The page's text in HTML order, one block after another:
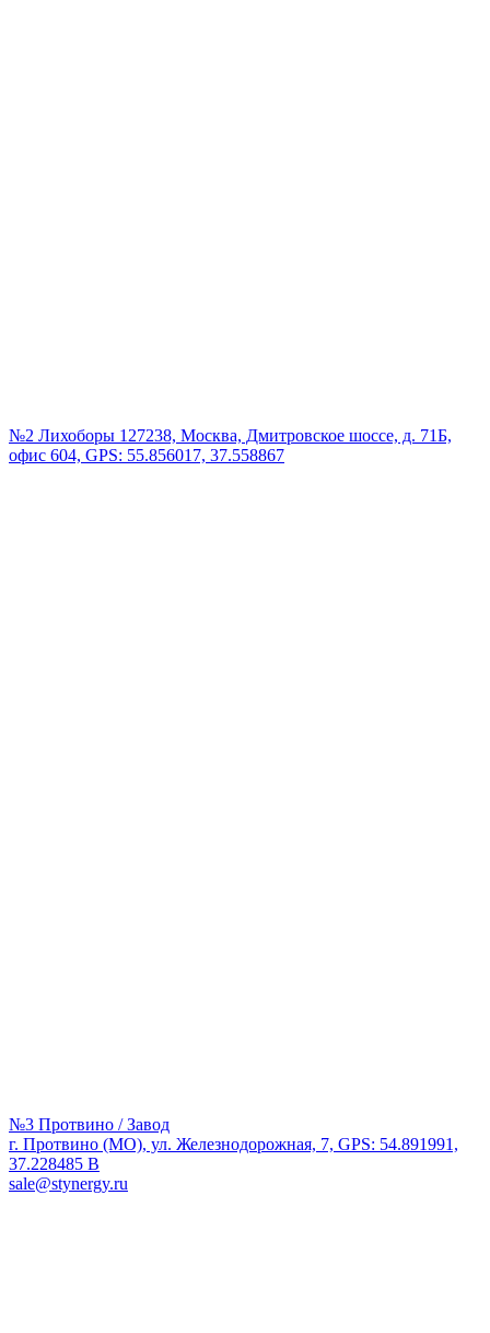
№2 Лихоборы 127238, Москва, Дмитровское шоссе, д. 71Б,
офис 604, GPS: 55.856017, 37.558867
№3 Протвино / Завод
г. Протвино (МО), ул. Железнодорожная, 7, GPS: 54.891991,
37.228485 В
sale@stynergy.ru